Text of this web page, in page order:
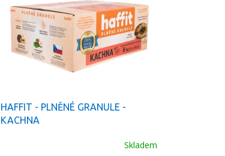
HAFFIT - PLNĚNÉ GRANULE -
KACHNA
Skladem